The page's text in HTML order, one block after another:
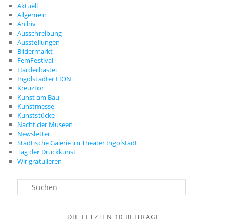
Aktuell
Allgemein
Archiv
Ausschreibung
Ausstellungen
Bildermarkt
FemFestival
Harderbastei
Ingolstädter LION
Kreuztor
Kunst am Bau
Kunstmesse
Kunststücke
Nacht der Museen
Newsletter
Städtische Galerie im Theater Ingolstadt
Tag der Druckkunst
Wir gratulieren
DIE LETZTEN 10 BEITRÄGE